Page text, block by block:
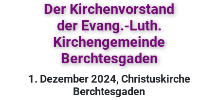
Der Kirchenvorstand
der Evang.-Luth.
Kirchengemeinde
Berchtesgaden
1. Dezember 2024, Christuskirche
Berchtesgaden